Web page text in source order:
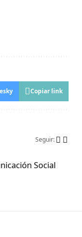
Copiar link
Seguir:
Social